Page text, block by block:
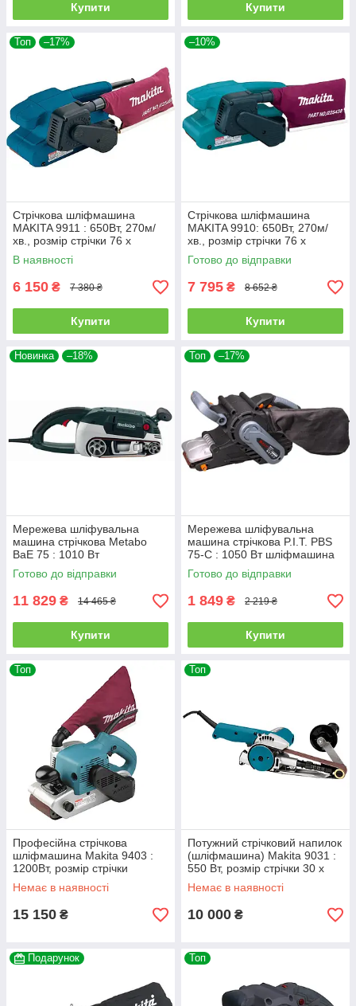
Купити Купити
Топ –17%
Стрічкова шліфмашина
MAKITA 9911 : 650Вт, 270м/
хв., розмір стрічки 76 х
457мм
В наявності
6 150 ₴ 7 380 ₴
Купити
–10%
Стрічкова шліфмашина
MAKITA 9910: 650Вт, 270м/
хв., розмір стрічки 76 х
457мм
Готово до відправки
7 795 ₴ 8 652 ₴
Купити
Новинка –18%
Мережева шліфувальна
машина стрічкова Metabo
BaE 75 : 1010 Вт
шліфмашина 600375000
Готово до відправки
11 829 ₴ 14 465 ₴
Купити
Топ –17%
Мережева шліфувальна
машина стрічкова P.I.T. PBS
75-C : 1050 Вт шліфмашина
Готово до відправки
1 849 ₴ 2 219 ₴
Купити
Топ
Професійна стрічкова
шліфмашина Makita 9403 :
1200Вт, розмір стрічки
100x610 мм (9403)
Немає в наявності
15 150 ₴
Топ
Потужний стрічковий напилок
(шліфмашина) Makita 9031 :
550 Вт, розмір стрічки 30 x
533 мм
Немає в наявності
10 000 ₴
Подарунок Топ